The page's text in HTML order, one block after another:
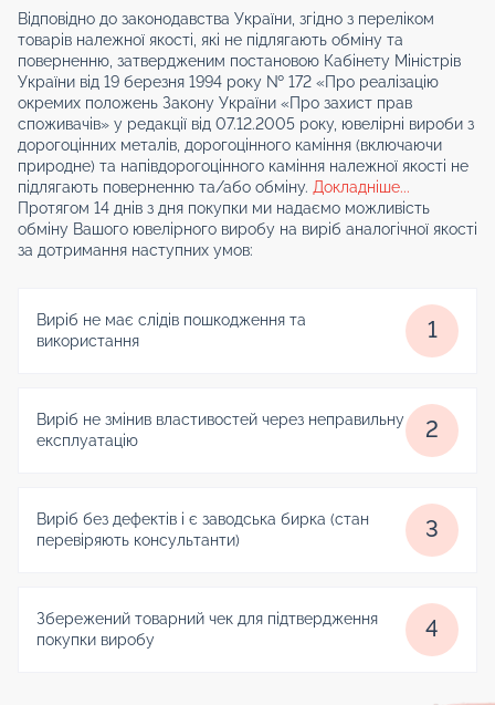
Відповідно до законодавства України, згідно з переліком
товарів належної якості, які не підлягають обміну та
поверненню, затвердженим постановою Кабінету Міністрів
України від 19 березня 1994 року № 172 «Про реалізацію
окремих положень Закону України «Про захист прав
споживачів» у редакції від 07.12.2005 року, ювелірні вироби з
дорогоцінних металів, дорогоцінного каміння (включаючи
природне) та напівдорогоцінного каміння належної якості не
підлягають поверненню та/або обміну. Докладніше...
Протягом 14 днів з дня покупки ми надаємо можливість
обміну Вашого ювелірного виробу на виріб аналогічної якості
за дотримання наступних умов:
Виріб не має слідів пошкодження та
використання
1
Виріб не змінив властивостей через неправильну
експлуатацію
2
Виріб без дефектів і є заводська бирка (стан
перевіряють консультанти)
3
Збережений товарний чек для підтвердження
покупки виробу
4